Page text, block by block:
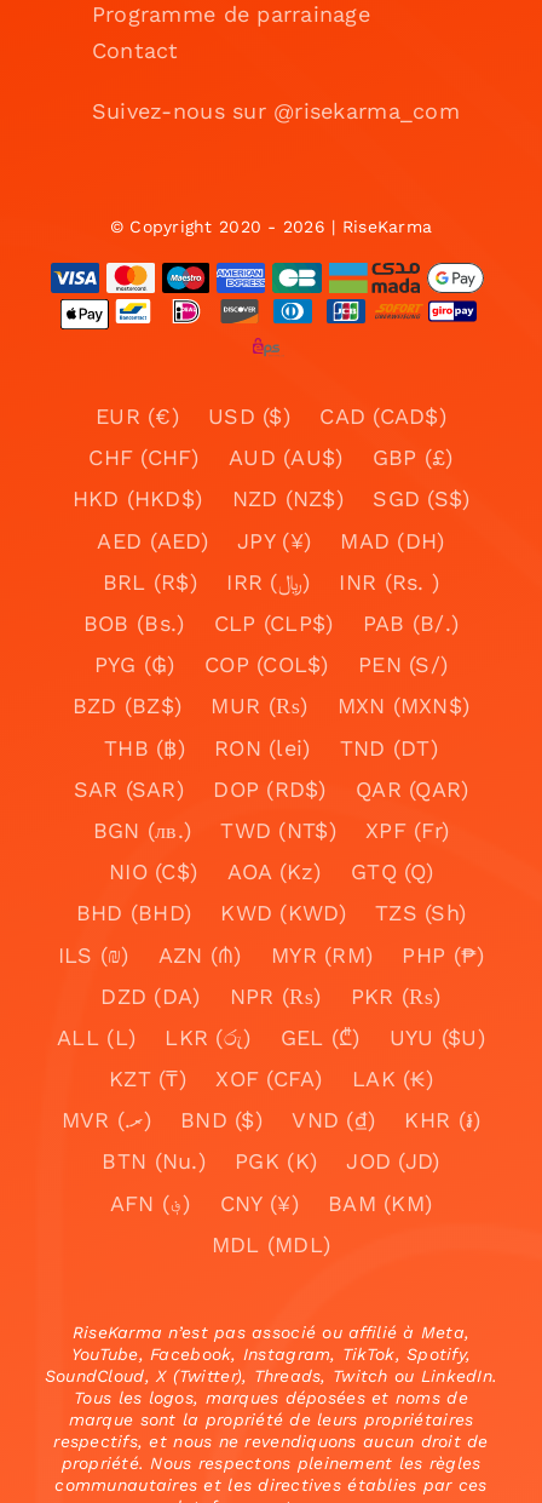
Programme de parrainage
Contact
Suivez-nous sur @risekarma_com
© Copyright 2020 - 2026 | RiseKarma
EUR (€) USD ($)
CAD (CAD$)
CHF (CHF)
AUD (AU$)
GBP (£)
HKD (HKD$)
NZD (NZ$)
SGD (S$)
AED (AED)
JPY (¥)
MAD (DH)
BRL (R$)
IRR (﷼)
INR (Rs. )
BOB (Bs.)
CLP (CLP$)
PAB (B/.)
PYG (₲)
COP (COL$)
PEN (S/)
BZD (BZ$)
MUR (₨)
MXN (MXN$)
THB (฿)
RON (lei)
TND (DT)
SAR (SAR)
DOP (RD$)
QAR (QAR)
BGN (лв.)
TWD (NT$)
XPF (Fr)
NIO (C$)
AOA (Kz)
GTQ (Q)
BHD (BHD)
KWD (KWD)
TZS (Sh)
ILS (₪)
AZN (₼) MYR (RM)
PHP (₱)
DZD (DA)
NPR (₨)
PKR (₨)
ALL (L)
LKR (රු) GEL (₾)
UYU ($U)
KZT (₸)
XOF (CFA)
LAK (₭)
MVR (.ރ)
BND ($) VND (₫)
KHR (៛)
BTN (Nu.)
PGK (K)
JOD (JD)
AFN (؋)
CNY (¥)
BAM (KM)
MDL (MDL)
RiseKarma n’est pas associé ou affilié à Meta,
YouTube, Facebook, Instagram, TikTok, Spotify,
SoundCloud, X (Twitter), Threads, Twitch ou LinkedIn.
Tous les logos, marques déposées et noms de
marque sont la propriété de leurs propriétaires
respectifs, et nous ne revendiquons aucun droit de
propriété. Nous respectons pleinement les règles
communautaires et les directives établies par ces